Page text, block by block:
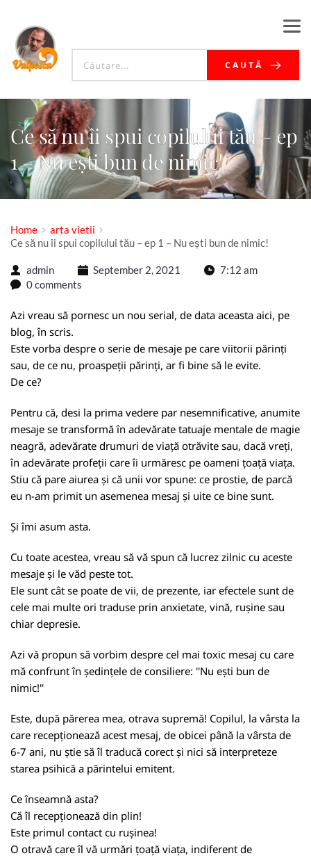
CAUTĂ
Ce să nu îi spui copilului tău – ep
1 – Nu ești bun de nimic!
Home
arta vietii
Ce să nu îi spui copilului tău – ep 1 – Nu ești bun de nimic!
admin September 2, 2021
7:12 am
0 comments
Azi vreau să pornesc un nou serial, de data aceasta aici, pe
blog, în scris.
Este vorba despre o serie de mesaje pe care viitorii părinți
sau, de ce nu, proaspeții părinți, ar fi bine să le evite.
De ce?
Pentru că, desi la prima vedere par nesemnificative, anumite
mesaje se transformă în adevărate tatuaje mentale de magie
neagră, adevărate drumuri de viață otrăvite sau, dacă vreți,
în adevărate profeții care îi urmăresc pe oameni țoață viața.
Stiu că pare aiurea și că unii vor spune: ce prostie, de parcă
eu n-am primit un asemenea mesaj și uite ce bine sunt.
Și îmi asum asta.
Cu toate acestea, vreau să vă spun că lucrez zilnic cu aceste
mesaje și le văd peste tot.
Ele sunt cât se poate de vii, de prezente, iar efectele sunt de
cele mai multe ori traduse prin anxietate, vină, rușine sau
chiar depresie.
Azi vă propun să vorbim despre cel mai toxic mesaj cu care
mă confrunt în ședințele de consiliere: ''Nu ești bun de
nimic!''
Este, după părerea mea, otrava supremă! Copilul, la vârsta la
care recepționează acest mesaj, de obicei până la vârsta de
6-7 ani, nu știe să îl traducă corect și nici să interpreteze
starea psihică a părintelui emitent.
Ce înseamnă asta?
Că îl recepționează din plin!
Este primul contact cu rușinea!
O otravă care îl vă urmări țoață viața, indiferent de